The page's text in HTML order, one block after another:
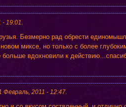
19:01.
Безмерно рад обрести
миксе, но только с более
вдохновили к
Февраль, 2011 - 12:47.